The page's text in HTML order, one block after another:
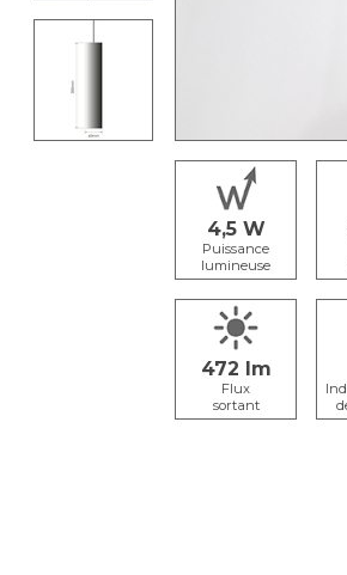
4,5
Puissance
lumineuse
472
Flux
sortant